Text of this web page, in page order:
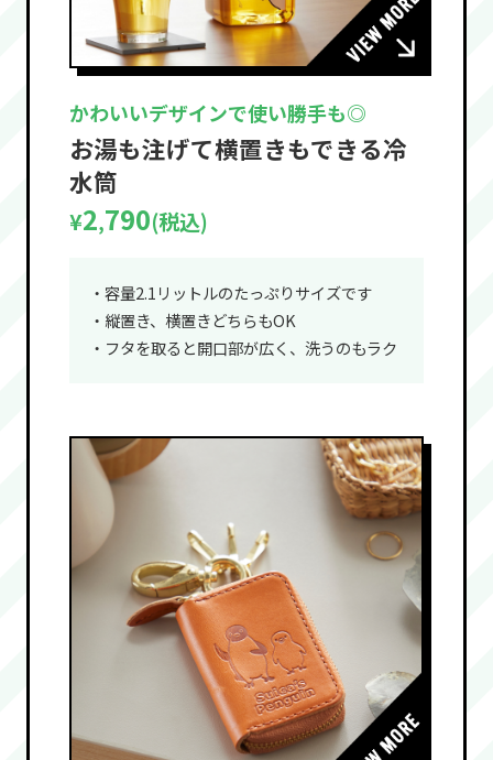
かわいいデザインで使い勝手も◎
お湯も注げて横置きもできる冷
水筒
¥2,790(税込)
・容量2.1リットルのたっぷりサイズです
・縦置き、横置きどちらもOK
・フタを取ると開口部が広く、洗うのもラク